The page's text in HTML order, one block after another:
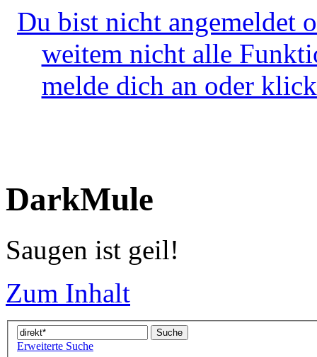
Du bist nicht angemeldet
weitem nicht alle
melde dich an oder
DarkMule
Saugen ist geil!
Zum Inhalt
Erweiterte Suche